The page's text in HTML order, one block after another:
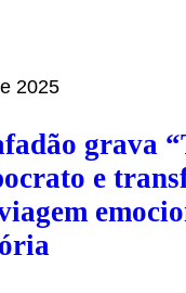
2025
grava
e